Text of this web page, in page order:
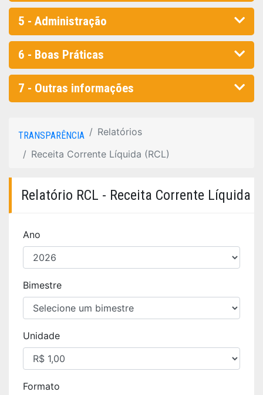
5 - Administração
6 - Boas Práticas
7 - Outras informações
TRANSPARÊNCIA
Relatórios
Receita Corrente Líquida (RCL)
Relatório RCL - Receita Corrente Líquida
Ano
Bimestre
Unidade
Formato